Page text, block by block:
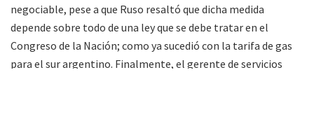
negociable, pese a que Ruso resaltó que dicha medida
depende sobre todo de una ley que se debe tratar en el
Congreso de la Nación; como ya sucedió con la tarifa de gas
para el sur argentino. Finalmente, el gerente de servicios